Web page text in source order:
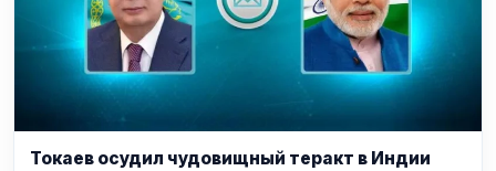
Токаев осудил чудовищный теракт в Индии